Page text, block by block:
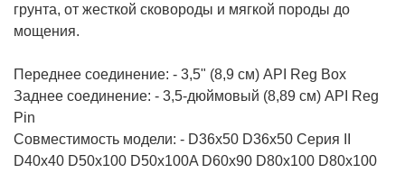
грунта, от жесткой сковороды и мягкой породы до
мощения.
Переднее соединение: - 3,5" (8,9 см) API Reg Box
Заднее соединение: - 3,5-дюймовый (8,89 см) API Reg
Pin
Совместимость модели: - D36x50 D36x50 Серия II
D40x40 D50x100 D50x100A D60x90 D80x100 D80x100